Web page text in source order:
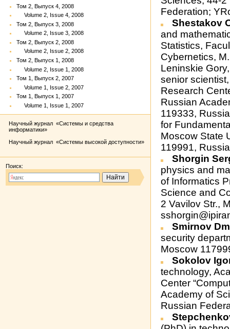
Том 2, Выпуск 4, 2008
Volume 2, Issue 4, 2008
Том 2, Выпуск 3, 2008
Volume 2, Issue 3, 2008
Том 2, Выпуск 2, 2008
Volume 2, Issue 2, 2008
Том 2, Выпуск 1, 2008
Volume 2, Issue 1, 2008
Том 1, Выпуск 2, 2007
Volume 1, Issue 2, 2007
Том 1, Выпуск 1, 2007
Volume 1, Issue 1, 2007
Научный журнал «Системы и средства
информатики»
Научный журнал «Системы высокой доступности»
Поиск:
Federation;
Shestakov
and
Statistics,
Cybernetics,
Leninskie
senior
Research
Russian
119333,
for
Moscow State
119991,
Shorgin
physics and
of Informatics
Science and
2 Vavilov Str.,
Smirnov
security
Moscow
Sokolov
technology,
Center
Academy of
Russian